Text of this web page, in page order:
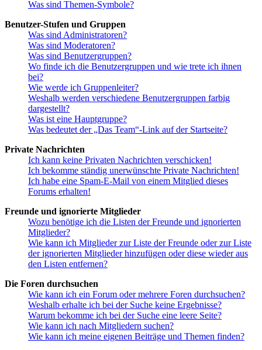
Was sind Themen-Symbole?
Benutzer-Stufen und Gruppen
Was sind Administratoren?
Was sind Moderatoren?
Was sind Benutzergruppen?
Wo finde ich die Benutzergruppen und wie trete ich ihnen
bei?
Wie werde ich Gruppenleiter?
Weshalb werden verschiedene Benutzergruppen farbig
dargestellt?
Was ist eine Hauptgruppe?
Was bedeutet der „Das Team“-Link auf der Startseite?
Private Nachrichten
Ich kann keine Privaten Nachrichten verschicken!
Ich bekomme ständig unerwünschte Private Nachrichten!
Ich habe eine Spam-E-Mail von einem Mitglied dieses
Forums erhalten!
Freunde und ignorierte Mitglieder
Wozu benötige ich die Listen der Freunde und ignorierten
Mitglieder?
Wie kann ich Mitglieder zur Liste der Freunde oder zur Liste
der ignorierten Mitglieder hinzufügen oder diese wieder aus
den Listen entfernen?
Die Foren durchsuchen
Wie kann ich ein Forum oder mehrere Foren durchsuchen?
Weshalb erhalte ich bei der Suche keine Ergebnisse?
Warum bekomme ich bei der Suche eine leere Seite?
Wie kann ich nach Mitgliedern suchen?
Wie kann ich meine eigenen Beiträge und Themen finden?